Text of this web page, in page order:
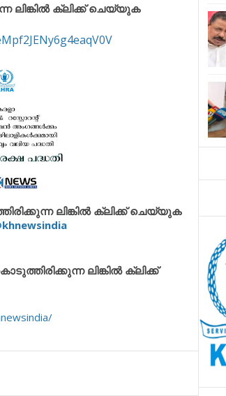
ലിങ്കിൽ ക്ലിക്ക് ചെയ്യുക
ലിങ്കിൽ ക്ലിക്ക് ചെയ്യുക
ലിങ്കിൽ ക്ലിക്ക്